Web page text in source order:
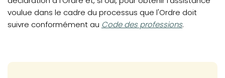
voulue dans le cadre du processus que l'Ordre doit
suivre conformément au (opens in a new tab)
Code des professions.